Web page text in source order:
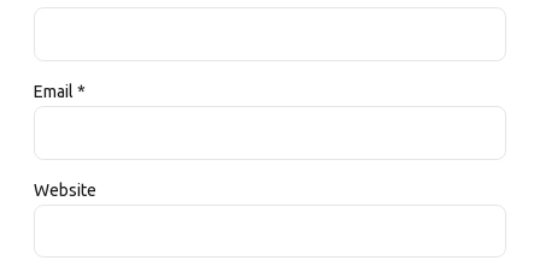
Email *
Website